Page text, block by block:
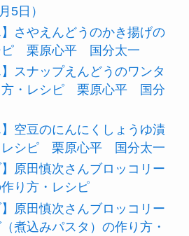
5日）
】さやえんどうのかき揚げの
ピ 栗原心平 国分太一
】スナップえんどうのワンタ
方・レシピ 栗原心平 国分
】空豆のにんにくしょうゆ漬
レシピ 栗原心平 国分太一
】原田慎次さんブロッコリー
り方・レシピ
】原田慎次さんブロッコリー
煮込みパスタ）の作り方・